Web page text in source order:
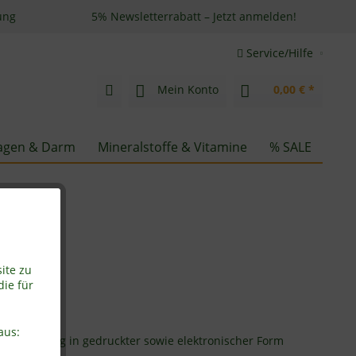
5% Newsletterrabatt – Jetzt anmelden!
Service/Hilfe
Mein Konto 0,00 € *
& Darm Mineralstoffe & Vitamine % SALE
zu
für
in gedruckter sowie elektronischer Form